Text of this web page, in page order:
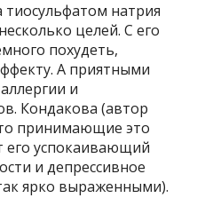
тиосульфатом натрия
целей. С его
похудеть,
А приятными
и
Кондакова (автор
принимающие это
его успокаивающий
и депрессивное
ярко выраженными).